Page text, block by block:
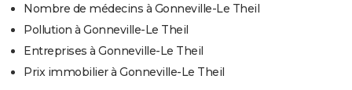
Nombre de médecins à Gonneville-Le Theil
Pollution à Gonneville-Le Theil
Entreprises à Gonneville-Le Theil
Prix immobilier à Gonneville-Le Theil